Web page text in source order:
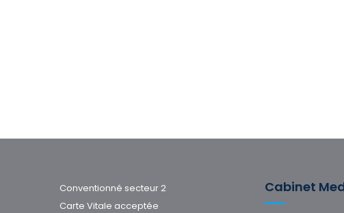
Conventionné secteur 2
Carte Vitale acceptée
Cabinet